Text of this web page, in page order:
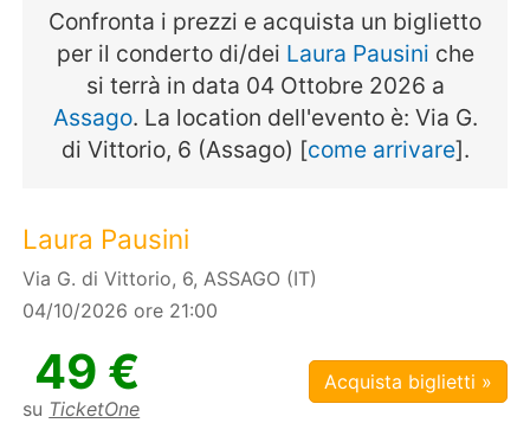
Confronta i prezzi e acquista un biglietto
per il conderto di/dei Laura Pausini che
si terrà in data 04 Ottobre 2026 a
Assago. La location dell'evento è: Via G.
di Vittorio, 6 (Assago) [come arrivare].
Laura Pausini
Via G. di Vittorio, 6, ASSAGO (IT)
04/10/2026 ore 21:00
49 €
su TicketOne
Acquista biglietti »